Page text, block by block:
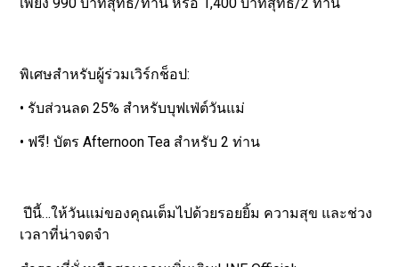
พิเศษสำหรับผู้ร่วมเวิร์กช็อป:
• รับส่วนลด 25% สำหรับบุฟเฟ่ต์วันแม่
• ฟรี! บัตร Afternoon Tea สำหรับ 2 ท่าน
ปีนี้…ให้วันแม่ของคุณเต็มไปด้วยรอยยิ้ม ความสุข และช่วง
เวลาที่น่าจดจำ